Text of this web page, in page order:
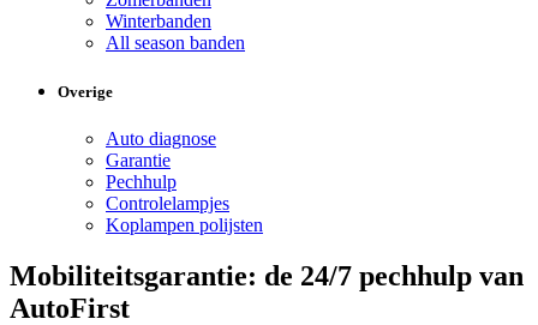
Winterbanden
All season banden
Overige
Auto diagnose
Garantie
Pechhulp
Controlelampjes
Koplampen polijsten
Mobiliteitsgarantie: de 24/7 pechhulp van
AutoFirst